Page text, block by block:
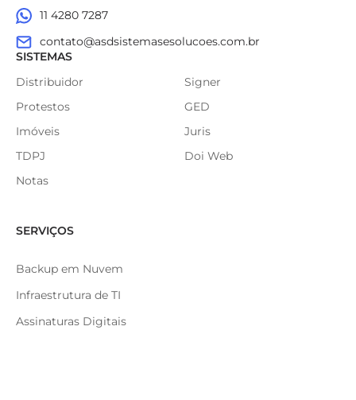
11 4280 7287
contato@asdsistemasesolucoes.com.br
SISTEMAS
Distribuidor
Protestos
Imóveis
TDPJ
Notas
Signer
GED
Juris
Doi Web
SERVIÇOS
Backup em Nuvem
Infraestrutura de TI
Assinaturas Digitais